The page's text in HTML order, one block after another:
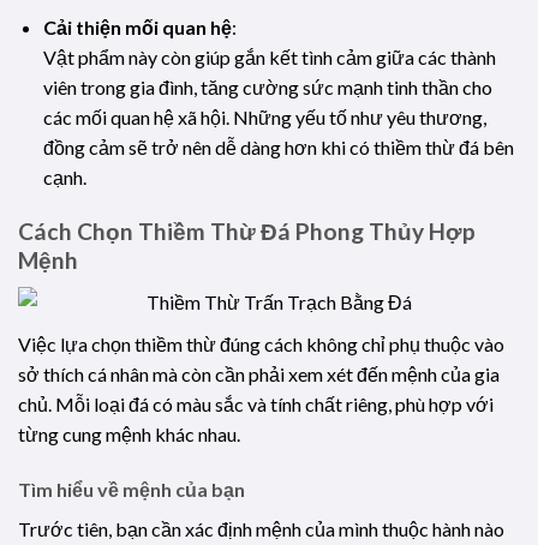
Cải thiện mối quan hệ:
Vật phẩm này còn giúp gắn kết tình cảm giữa các thành
viên trong gia đình, tăng cường sức mạnh tinh thần cho
các mối quan hệ xã hội. Những yếu tố như yêu thương,
đồng cảm sẽ trở nên dễ dàng hơn khi có thiềm thừ đá bên
cạnh.
Cách Chọn Thiềm Thừ Đá Phong Thủy Hợp
Mệnh
Việc lựa chọn thiềm thừ đúng cách không chỉ phụ thuộc vào
sở thích cá nhân mà còn cần phải xem xét đến mệnh của gia
chủ. Mỗi loại đá có màu sắc và tính chất riêng, phù hợp với
từng cung mệnh khác nhau.
Tìm hiểu về mệnh của bạn
Trước tiên, bạn cần xác định mệnh của mình thuộc hành nào